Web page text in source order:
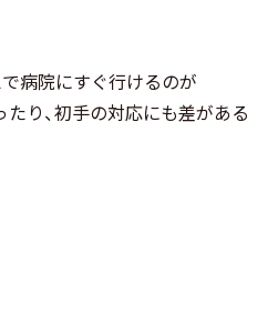
病院にすぐ行けるのが
り、初手の対応にも差がある